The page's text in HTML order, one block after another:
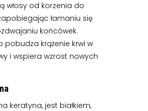
włosy od korzenia do
łamaniu się
końcówek.
pobudza krążenie krwi w
i wspiera wzrost nowych
keratyna, jest białkiem,